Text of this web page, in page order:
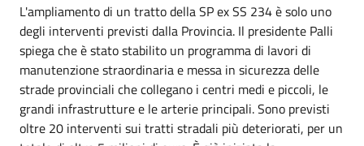
L'ampliamento di un tratto della SP ex SS 234 è solo uno
degli interventi previsti dalla Provincia. Il presidente Palli
spiega che è stato stabilito un programma di lavori di
manutenzione straordinaria e messa in sicurezza delle
strade provinciali che collegano i centri medi e piccoli, le
grandi infrastrutture e le arterie principali. Sono previsti
oltre 20 interventi sui tratti stradali più deteriorati, per un